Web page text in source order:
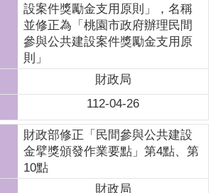
設案件獎勵金支用原則」，名稱
並修正為「桃園市政府辦理民間
參與公共建設案件獎勵金支用原
則」
財政局
112-04-26
財政部修正「民間參與公共建設
金擘獎頒發作業要點」第4點、第
10點
財政局